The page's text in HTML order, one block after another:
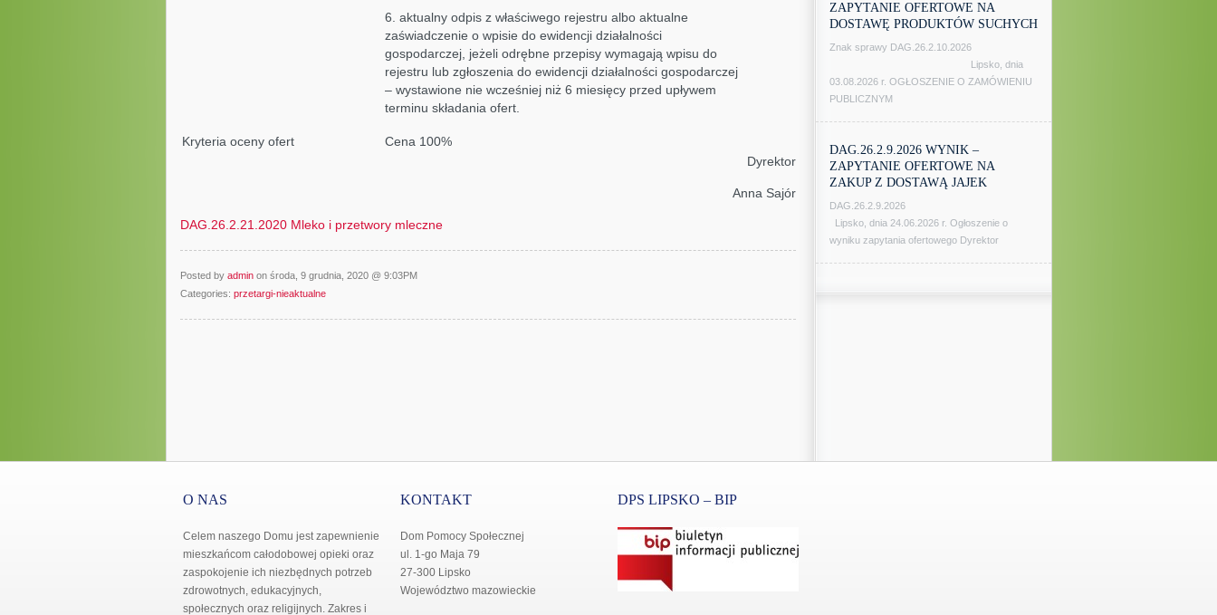
ZAPYTANIE OFERTOWE NA
DOSTAWĘ PRODUKTÓW SUCHYCH
Znak sprawy DAG.26.2.10.2026
Lipsko, dnia
03.08.2026 r. OGŁOSZENIE O ZAMÓWIENIU
PUBLICZNYM
DAG.26.2.9.2026 WYNIK –
ZAPYTANIE OFERTOWE NA
ZAKUP Z DOSTAWĄ JAJEK
DAG.26.2.9.2026
Lipsko, dnia 24.06.2026 r. Ogłoszenie o
wyniku zapytania ofertowego Dyrektor
6. aktualny odpis z właściwego rejestru albo aktualne
zaświadczenie o wpisie do ewidencji działalności
gospodarczej, jeżeli odrębne przepisy wymagają wpisu do
rejestru lub zgłoszenia do ewidencji działalności gospodarczej
– wystawione nie wcześniej niż 6 miesięcy przed upływem
terminu składania ofert.
Kryteria oceny ofert
Cena 100%
Dyrektor
Anna Sajór
DAG.26.2.21.2020 Mleko i przetwory mleczne
Posted by adminon środa, 9 grudnia, 2020 @ 9:03PM
Categories: przetargi-nieaktualne
O NAS
Celem naszego Domu jest zapewnienie
mieszkańcom całodobowej opieki oraz
zaspokojenie ich niezbędnych potrzeb
zdrowotnych, edukacyjnych,
społecznych oraz religijnych. Zakres i
KONTAKT
Dom Pomocy Społecznej
ul. 1-go Maja 79
27-300 Lipsko
Województwo mazowieckie
DPS LIPSKO – BIP